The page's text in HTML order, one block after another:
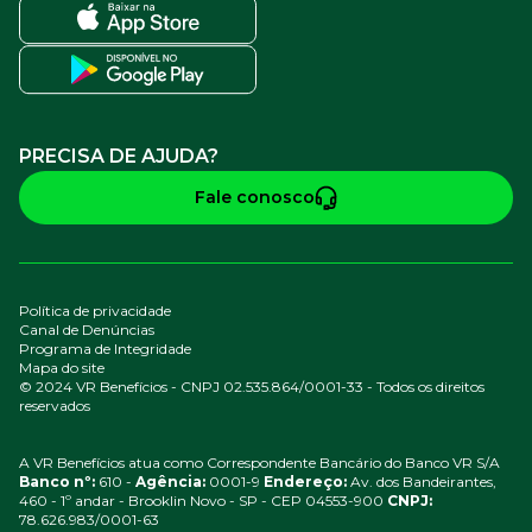
PRECISA DE AJUDA?
Fale conosco
© 2024 VR Benefícios - CNPJ 02.535.864/0001-33 - Todos os direitos
reservados
Política de privacidade
Canal de Denúncias
Programa de Integridade
Mapa do site
A VR Benefícios atua como Correspondente Bancário do Banco VR S/A
Banco nº: 610 - Agência: 0001-9 Endereço: Av. dos Bandeirantes,
460 - 1º andar - Brooklin Novo - SP - CEP 04553-900 CNPJ:
78.626.983/0001-63